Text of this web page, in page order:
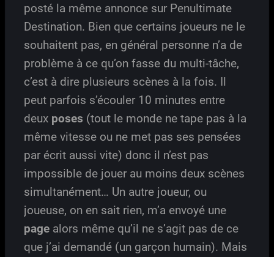
posté la même annonce sur Penultimate
Destination. Bien que certains joueurs ne le
souhaitent pas, en général personne n’a de
problème à ce qu’on fasse du multi-tâche,
c’est à dire plusieurs scènes à la fois. Il
peut parfois s’écouler 10 minutes entre
deux poses (tout le monde ne tape pas à la
même vitesse ou ne met pas ses pensées
par écrit aussi vite) donc il n’est pas
impossible de jouer au moins deux scènes
simultanément… Un autre joueur, ou
joueuse, on en sait rien, m’a envoyé une
page alors même qu’il ne s’agit pas de ce
que j’ai demandé (un garçon humain). Mais